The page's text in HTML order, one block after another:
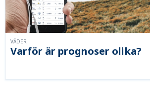
Varför är prognoser olika?
VÄDER